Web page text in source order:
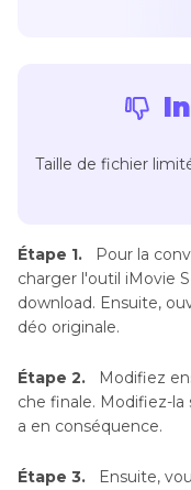
Taille de fichier
Étape 1.
Pour la
charger l'outil iMovie
download. Ensuite,
déo originale.
Étape 2.
Modifiez
che finale. Modifiez-la
a en conséquence.
Étape 3.
Ensuite,